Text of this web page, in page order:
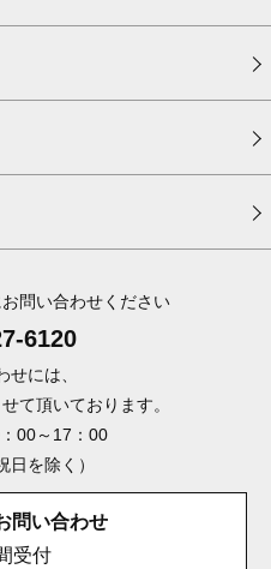
問い合わせください
6120
せには、
て頂いております。
00～17：00
日を除く）
問い合わせ
受付